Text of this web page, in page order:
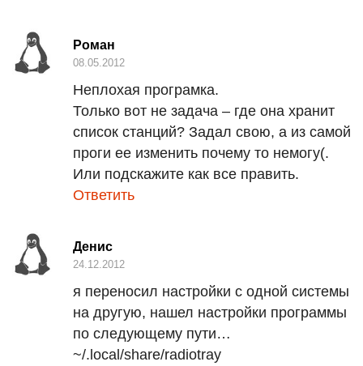
Роман
08.05.2012
Неплохая програмка.
Только вот не задача – где она хранит
список станций? Задал свою, а из самой
проги ее изменить почему то немогу(.
Или подскажите как все править.
Ответить
Денис
24.12.2012
я переносил настройки с одной системы
на другую, нашел настройки программы
по следующему пути…
~/.local/share/radiotray